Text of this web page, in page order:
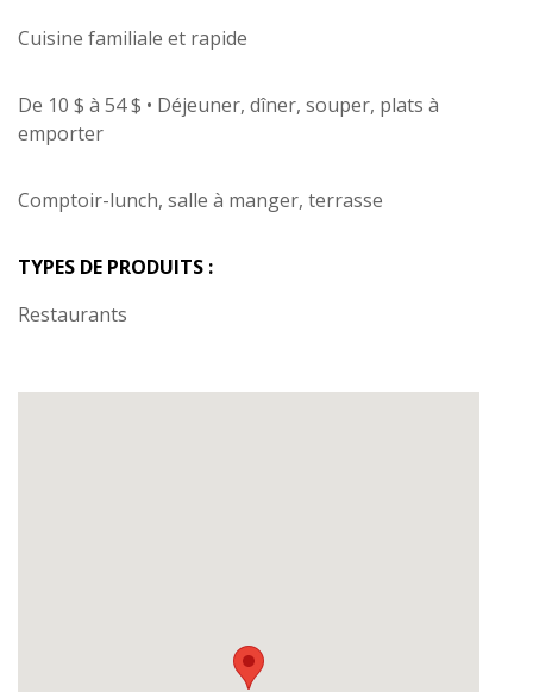
Cuisine familiale et rapide
De 10 $ à 54 $ • Déjeuner, dîner, souper, plats à
emporter
Comptoir-lunch, salle à manger, terrasse
TYPES DE PRODUITS :
Restaurants